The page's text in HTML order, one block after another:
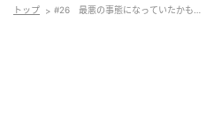
トップ #26 最悪の事態になっていたかも…